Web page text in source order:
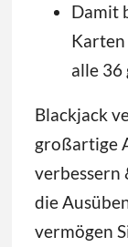
Damit
alle 36
Blackjack
großartige
verbessern
die
vermögen